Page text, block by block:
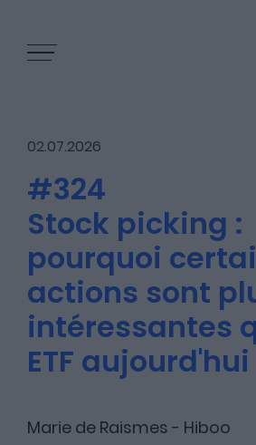
Les épisodes
Les articles
02.07.2026
#324
Stock picking :
pourquoi
actions sont
intéressantes
ETF aujourd'hui
Marie de Raismes - Hiboo